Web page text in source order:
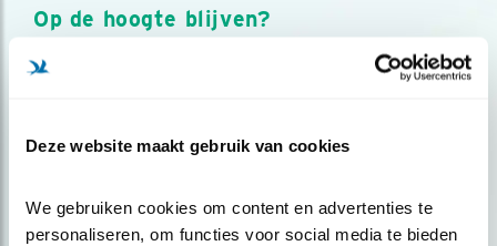
Deze website maakt gebruik van cookies
We gebruiken cookies om content en advertenties te
personaliseren, om functies voor social media te bieden
Op de hoogte blijven?
Meld je aan en ontvang nieuws, inspiratie, acties en tips
over vogels en activiteiten van Vogelbescherming.